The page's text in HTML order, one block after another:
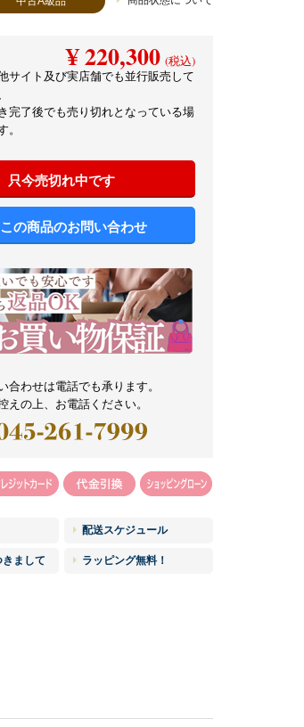
¥ 220,300 (税込)
サイト及び実店舗でも並行販売して
完了後でも売り切れとなっている場
。
只今売切れ中です
この商品のお問い合わせ
合わせは電話でも承ります。
えの上、お電話ください。
配送スケジュール
まして ラッピング無料！